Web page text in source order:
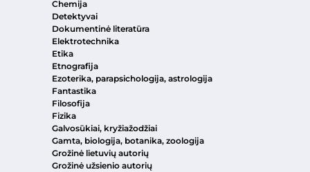
Chemija
Detektyvai
Dokumentinė literatūra
Elektrotechnika
Etika
Etnografija
Ezoterika, parapsichologija, astrologija
Fantastika
Filosofija
Fizika
Galvosūkiai, kryžiažodžiai
Gamta, biologija, botanika, zoologija
Grožinė lietuvių autorių
Grožinė užsienio autorių